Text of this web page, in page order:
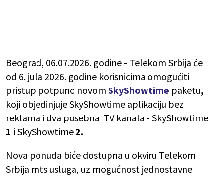
Beograd, 06.07.2026. godine - Telekom Srbija će
od 6. jula 2026. godine korisnicima omogućiti
pristup potpuno novom SkyShowtime paketu,
koji objedinjuje SkyShowtime aplikaciju bez
reklama i dva posebna TV kanala - SkyShowtime
1 i SkyShowtime 2.
Nova ponuda biće dostupna u okviru Telekom
Srbija mts usluga, uz mogućnost jednostavne